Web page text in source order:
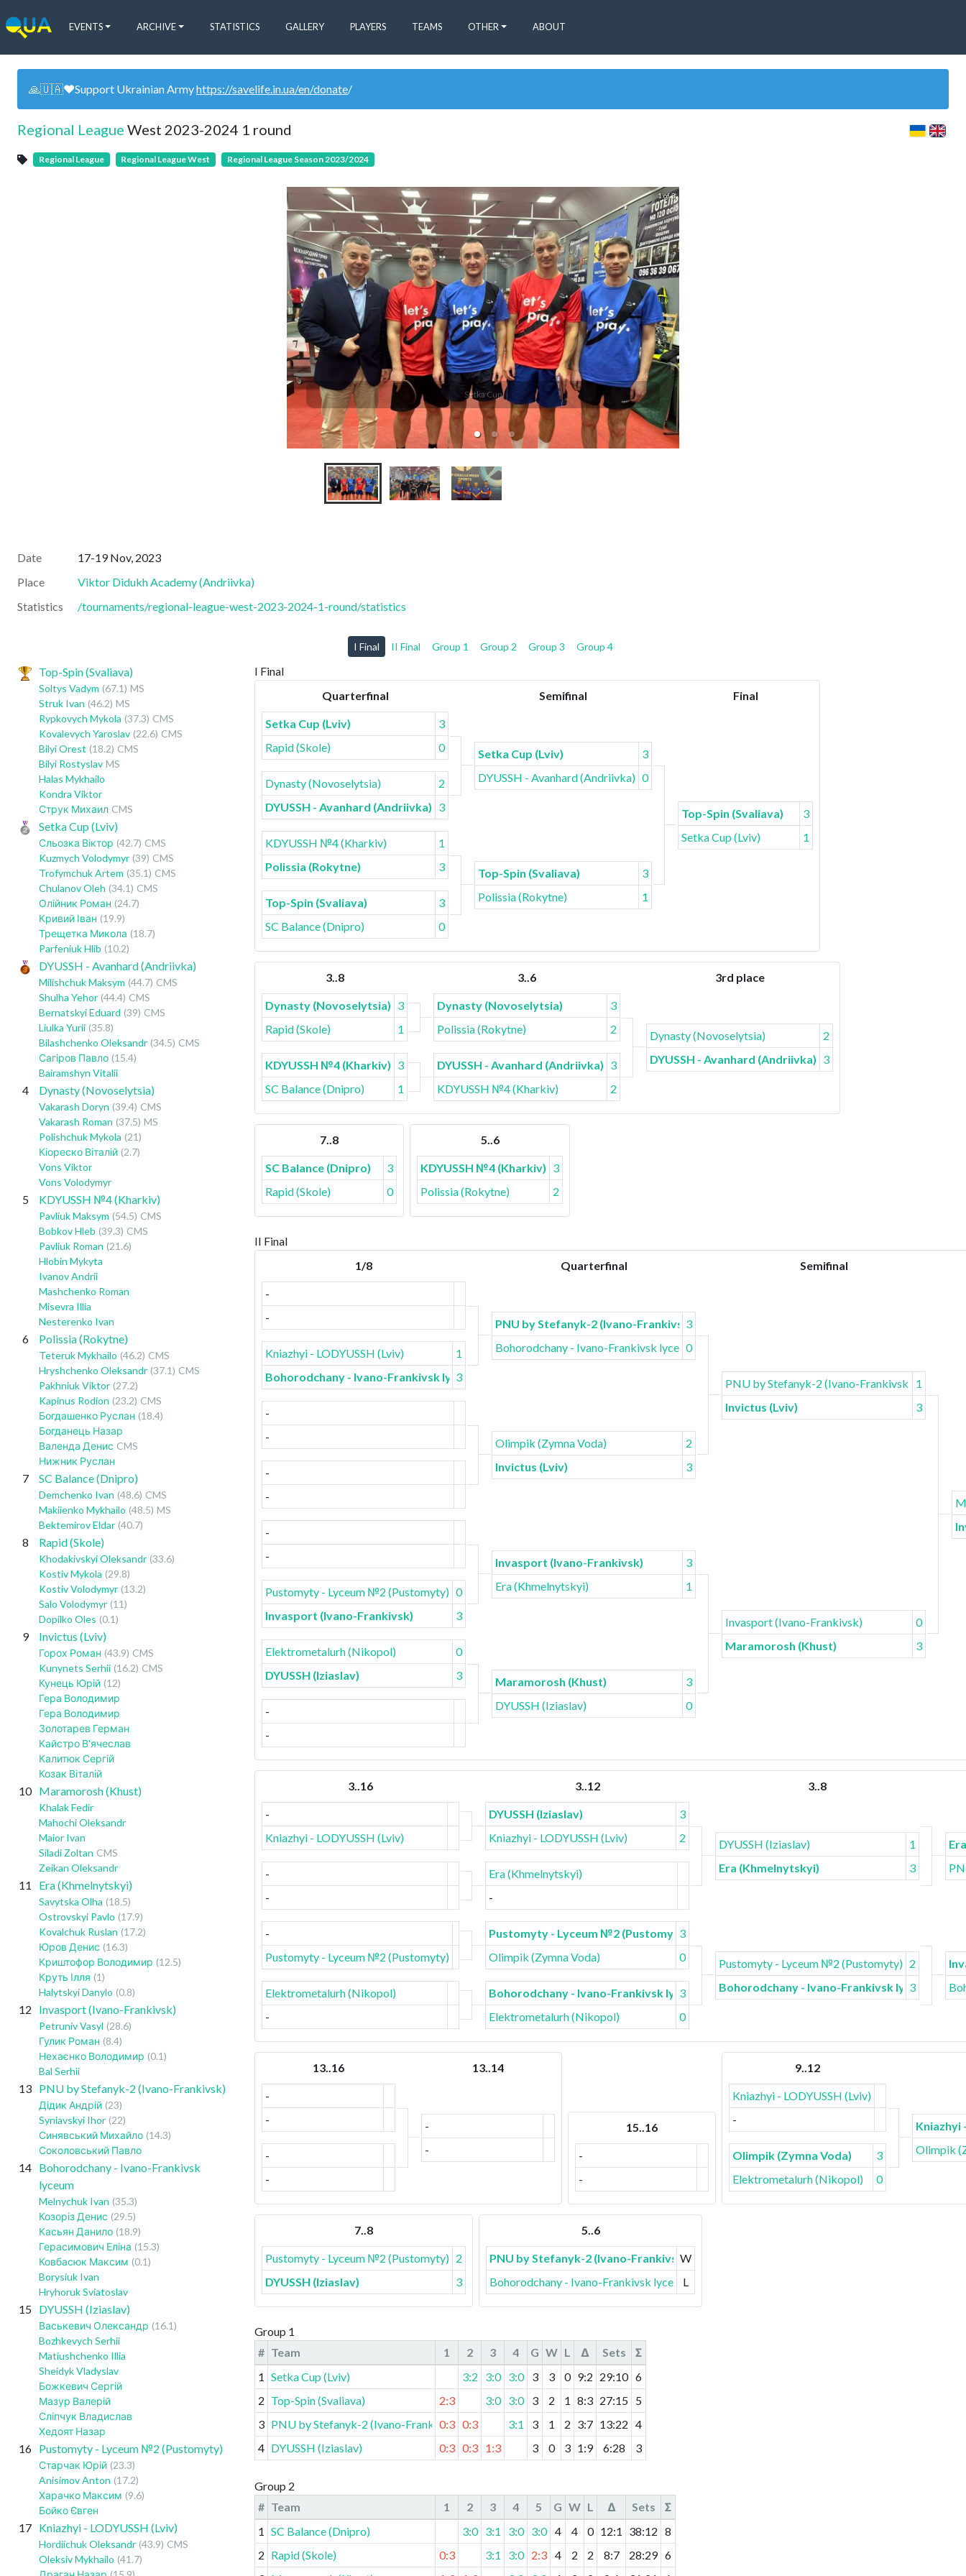
EVENTS ARCHIVE STATISTICS GALLERY PLAYERS TEAMS OTHER ABOUT
🙏🇺🇦❤️Support Ukrainian Armyhttps://savelife.in.ua/en/donate/
Regional League West 2023-2024 1 round
Regional League Regional League West Regional League Season 2023/2024
Setka Cup
1 of 3
Date
17-19 Nov, 2023
Place
Viktor Didukh Academy(Andriivka)
Statistics
/tournaments/regional-league-west-2023-2024-1-round/statistics
I Final II Final Group 1 Group 2 Group 3 Group 4
Top-Spin (Svaliava)
Soltys Vadym (67.1) MS
Struk Ivan (46.2) MS
Rypkovych Mykola (37.3) CMS
Kovalevych Yaroslav (22.6) CMS
Bilyi Orest (18.2) CMS
Bilyi Rostyslav MS
Halas Mykhailo
Kondra Viktor
Струк Михаил CMS
Setka Cup (Lviv)
Сльозка Віктор (42.7) CMS
Kuzmych Volodymyr (39) CMS
Trofymchuk Artem (35.1) CMS
Chulanov Oleh (34.1) CMS
Олійник Роман (24.7)
Кривий Іван (19.9)
Трещетка Микола (18.7)
Parfeniuk Hlib (10.2)
DYUSSH - Avanhard (Andriivka)
Milishchuk Maksym (44.7) CMS
Shulha Yehor (44.4) CMS
Bernatskyi Eduard (39) CMS
Liulka Yurii (35.8)
Bilashchenko Oleksandr (34.5) CMS
Сагіров Павло (15.4)
Bairamshyn Vitalii
4 Dynasty (Novoselytsia)
Vakarash Doryn (39.4) CMS
Vakarash Roman (37.5) MS
Polishchuk Mykola (21)
Кіореско Віталій (2.7)
Vons Viktor
Vons Volodymyr
5 KDYUSSH №4 (Kharkiv)
Pavliuk Maksym (54.5) CMS
Bobkov Hleb (39.3) CMS
Pavliuk Roman (21.6)
Hlobin Mykyta
Ivanov Andrii
Mashchenko Roman
Misevra Illia
Nesterenko Ivan
6 Polissia (Rokytne)
Teteruk Mykhailo (46.2) CMS
Hryshchenko Oleksandr (37.1) CMS
Pakhniuk Viktor (27.2)
Kapinus Rodion (23.2) CMS
Богдашенко Руслан (18.4)
Богданець Назар
Валенда Денис CMS
Нижник Руслан
7 SC Balance (Dnipro)
Demchenko Ivan (48.6) CMS
Makiienko Mykhailo (48.5) MS
Bektemirov Eldar (40.7)
8 Rapid (Skole)
Khodakivskyi Oleksandr (33.6)
Kostiv Mykola (29.8)
Kostiv Volodymyr (13.2)
Salo Volodymyr (11)
Dopilko Oles (0.1)
9 Invictus (Lviv)
Горох Роман (43.9) CMS
Kunynets Serhii (16.2) CMS
Кунець Юрій (12)
Гера Володимир
Гера Володимир
Золотарев Герман
Кайстро В'ячеслав
Калитюк Сергій
Козак Віталій
10 Maramorosh (Khust)
Khalak Fedir
Mahochi Oleksandr
Maior Ivan
Siladi Zoltan CMS
Zeikan Oleksandr
11 Era (Khmelnytskyi)
Savytska Olha (18.5)
Ostrovskyi Pavlo (17.9)
Kovalchuk Ruslan (17.2)
Юров Денис (16.3)
Криштофор Володимир (12.5)
Круть Ілля (1)
Halytskyi Danylo (0.8)
12 Invasport (Ivano-Frankivsk)
Petruniv Vasyl (28.6)
Гулик Роман (8.4)
Нехаєнко Володимир (0.1)
Bal Serhii
13 PNU by Stefanyk-2 (Ivano-Frankivsk)
Дідик Андрій (23)
Syniavskyi Ihor (22)
Синявський Михайло (14.3)
Соколовський Павло
14 Bohorodchany - Ivano-Frankivsk
lyceum
Melnychuk Ivan (35.3)
Козоріз Денис (29.5)
Касьян Данило (18.9)
Герасимович Еліна (15.3)
Ковбасюк Максим (0.1)
Borysiuk Ivan
Hryhoruk Sviatoslav
15 DYUSSH (Iziaslav)
Васькевич Олександр (16.1)
Bozhkevych Serhii
Matiushchenko Illia
Sheidyk Vladyslav
Божкевич Сергій
Мазур Валерій
Сліпчук Владислав
Хедоят Назар
16 Pustomyty - Lyceum №2 (Pustomyty)
Старчак Юрій (23.3)
Anisimov Anton (17.2)
Харачко Максим (9.6)
Бойко Євген
17 Kniazhyi - LODYUSSH (Lviv)
Hordiichuk Oleksandr (43.9) CMS
Oleksiv Mykhailo (41.7)
I Final
Quarterfinal
Semifinal Final
Setka Cup (Lviv)
3
Rapid (Skole)
0
Dynasty (Novoselytsia)
2
DYUSSH - Avanhard (Andriivka) 3
KDYUSSH №4 (Kharkiv)
1
Polissia (Rokytne)
3
Top-Spin (Svaliava)
3
SC Balance (Dnipro)
0
Setka Cup (Lviv)
3
DYUSSH - Avanhard (Andriivka) 0
Top-Spin (Svaliava)
3
Polissia (Rokytne)
1
Top-Spin (Svaliava)
3
Setka Cup (Lviv)
1
3..8 3..6 3rd place
Dynasty (Novoselytsia) 3
Rapid (Skole)
1
KDYUSSH №4 (Kharkiv) 3
SC Balance (Dnipro)
1
Dynasty (Novoselytsia)
3
Polissia (Rokytne)
2
DYUSSH - Avanhard (Andriivka) 3
KDYUSSH №4 (Kharkiv)
2
Dynasty (Novoselytsia)
2
DYUSSH - Avanhard (Andriivka) 3
7..8
SC Balance (Dnipro)
3
Rapid (Skole)
0
5..6
KDYUSSH №4 (Kharkiv) 3
Polissia (Rokytne)
2
II Final
1/8
Quarterfinal Semifinal
-
-
Kniazhyi - LODYUSSH (Lviv)
1
Bohorodchany - Ivano-Frankivsk lyceum
3
-
-
-
-
-
-
Pustomyty - Lyceum №2 (Pustomyty) 0
Invasport (Ivano-Frankivsk)
3
Elektrometalurh (Nikopol)
0
DYUSSH (Iziaslav)
3
-
-
PNU by Stefanyk-2 (Ivano-Frankivsk)
3
Bohorodchany - Ivano-Frankivsk lyceum
0
Olimpik (Zymna Voda)
2
Invictus (Lviv)
3
Invasport (Ivano-Frankivsk)
3
Era (Khmelnytskyi)
1
Maramorosh (Khust)
3
DYUSSH (Iziaslav)
0
PNU by Stefanyk-2 (Ivano-Frankivsk)
1
Invictus (Lviv)
3
Invasport (Ivano-Frankivsk)
0
Maramorosh (Khust)
3
3..16 3..12 3..8
-
Kniazhyi - LODYUSSH (Lviv)
-
-
-
Pustomyty - Lyceum №2 (Pustomyty)
Elektrometalurh (Nikopol)
-
DYUSSH (Iziaslav)
3
Kniazhyi - LODYUSSH (Lviv)
2
Era (Khmelnytskyi)
-
Pustomyty - Lyceum №2 (Pustomyty)
3
Olimpik (Zymna Voda)
0
Bohorodchany - Ivano-Frankivsk lyceum
3
Elektrometalurh (Nikopol)
0
DYUSSH (Iziaslav)
1
Era (Khmelnytskyi)
3
Pustomyty - Lyceum №2 (Pustomyty) 2
Bohorodchany - Ivano-Frankivsk lyceum
3
13..16 13..14
-
-
-
-
-
-
15..16
-
-
9..12
Kniazhyi - LODYUSSH (Lviv)
-
Olimpik (Zymna Voda)
3
Elektrometalurh (Nikopol)
0
Kniazhyi
Olimpik
7..8
Pustomyty - Lyceum №2 (Pustomyty) 2
DYUSSH (Iziaslav)
3
5..6
PNU by Stefanyk-2 (Ivano-Frankivsk)W
Bohorodchany - Ivano-Frankivsk lyceum
L
Group 1
# Team 1 2 3 4 G W L Δ Sets
Σ
1 Setka Cup (Lviv) 3:2 3:0 3:0 3 3 0 9:2 29:10 6
2 Top-Spin (Svaliava) 2:3 3:0 3:0 3 2 1 8:3 27:15 5
3 PNU by Stefanyk-2 (Ivano-Frankivsk)
0:3 0:3 3:1 3 1 2 3:7 13:22 4
4 DYUSSH (Iziaslav) 0:3 0:3 1:3 3 0 3 1:9 6:28 3
Group 2
# Team 1 2 3 4 5 G W L Δ Sets
Σ
1 SC Balance (Dnipro) 3:0 3:1 3:0 3:0 4 4 0 12:1 38:12 8
2 Rapid (Skole) 0:3 3:1 3:0 2:3 4 2 2 8:7 28:29 6